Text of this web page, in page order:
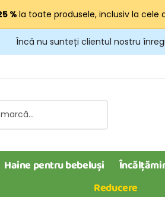
% la toate produsele, inclusiv la cele
Încă nu sunteți clientul nostru
Haine pentru bebeluși
Reducere